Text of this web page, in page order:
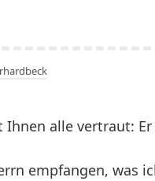
alle vertraut:
empfangen, was